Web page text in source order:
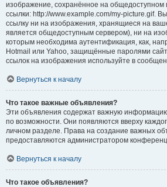
изображение, сохранённое на общедоступном
ссылки: http://www.example.com/my-picture.gif.
ссылку ни на изображения, хранящиеся на
является общедоступным сервером), ни на
которым необходима аутентификация, как,
Hotmail или Yahoo, защищённые паролями
ссылок на изображения используйте в
Вернуться к началу
Что такое важные объявления?
Эти объявления содержат важную
по возможности. Они появляются вверху
личном разделе. Права на создание важных
предоставляются администратором
Вернуться к началу
Что такое объявления?